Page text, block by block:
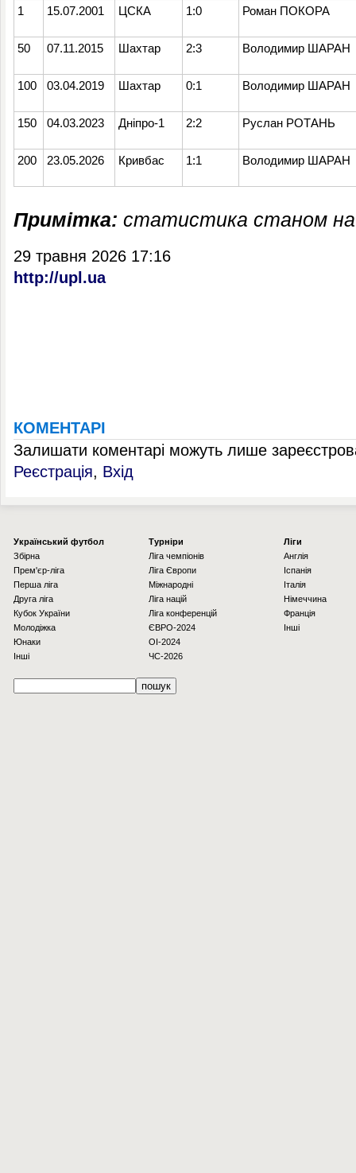
1 15.07.2001 ЦСКА 1:0 Роман ПОКОРА
50 07.11.2015 Шахтар 2:3 Володимир ШАРАН
100 03.04.2019 Шахтар 0:1 Володимир ШАРАН
150 04.03.2023 Дніпро-1 2:2 Руслан РОТАНЬ
200 23.05.2026 Кривбас 1:1 Володимир ШАРАН
Примітка: статистика станом на
29 травня 2026 17:16
http://upl.ua
КОМЕНТАРІ
Залишати коментарі можуть лише
Реєстрація, Вхід
Українcький футбол
Збірна
Прем'єр-ліга
Перша ліга
Друга ліга
Кубок України
Молодіжка
Юнаки
Інші
Турніри
Ліга чемпіонів
Ліга Європи
Міжнародні
Ліга націй
Ліга конференцій
ЄВРО-2024
OI-2024
ЧС-2026
Ліги
Англія
Іспанія
Італія
Німеччина
Франція
Інші